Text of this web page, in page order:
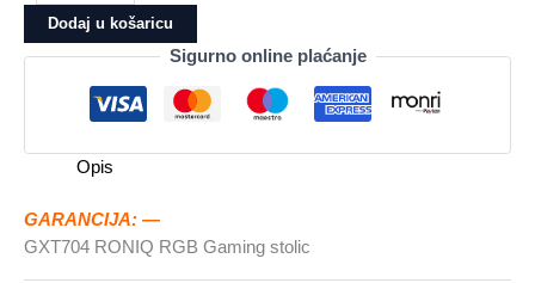
RGB
Gaming
Dodaj u košaricu
Sigurno online plaćanje
Opis
GARANCIJA: —
GXT704 RONIQ RGB Gaming stolic